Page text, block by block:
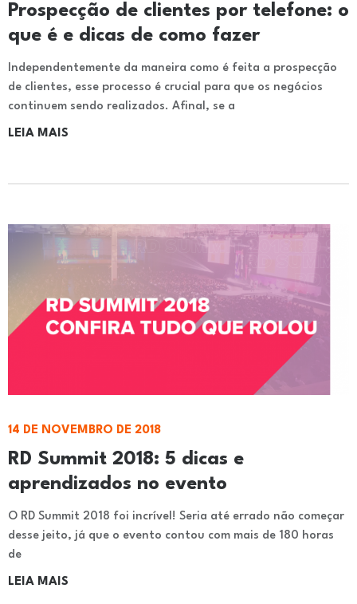
Prospecção de clientes por telefone: o
que é e dicas de como fazer
Independentemente da maneira como é feita a prospecção
de clientes, esse processo é crucial para que os negócios
continuem sendo realizados. Afinal, se a
LEIA MAIS
RD Summit 2018: 5 dicas e
aprendizados no evento
14 DE NOVEMBRO DE 2018
O RD Summit 2018 foi incrível! Seria até errado não começar
desse jeito, já que o evento contou com mais de 180 horas
de
LEIA MAIS